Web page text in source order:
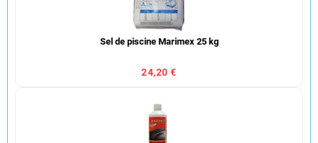
Sel de piscine Marimex 25 kg
24,20 €